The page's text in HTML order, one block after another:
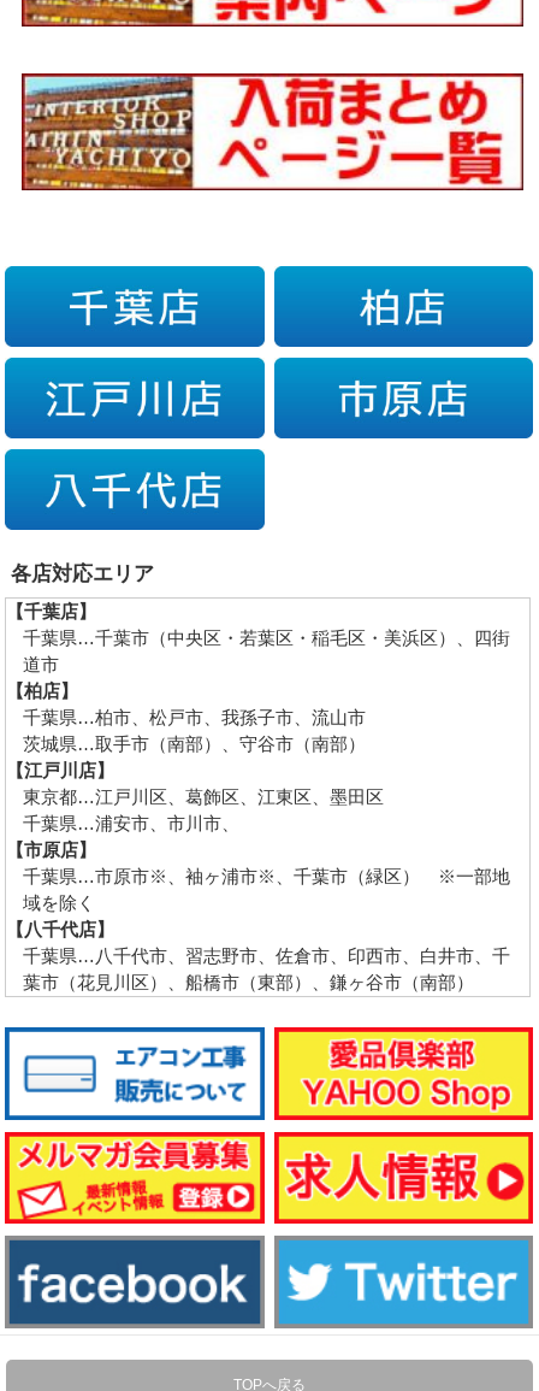
各店対応エリア
【千葉店】
千葉県…千葉市（中央区・若葉区・稲毛区・美浜区）、四街
道市
【柏店】
千葉県…柏市、松戸市、我孫子市、流山市
茨城県…取手市（南部）、守谷市（南部）
【江戸川店】
東京都…江戸川区、葛飾区、江東区、墨田区
千葉県…浦安市、市川市、
【市原店】
千葉県…市原市※、袖ヶ浦市※、千葉市（緑区） ※一部地
域を除く
【八千代店】
千葉県…八千代市、習志野市、佐倉市、印西市、白井市、千
葉市（花見川区）、船橋市（東部）、鎌ヶ谷市（南部）
TOPへ戻る